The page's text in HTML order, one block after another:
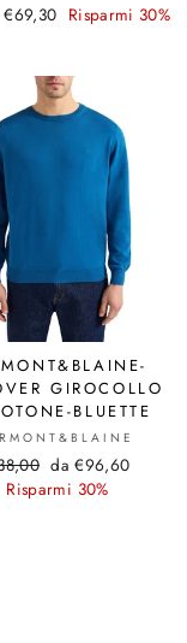
Prezzo
€69,30 Risparmi 30%
GIROCOLLO
BLUETTE
Prezzo
scontato
da €96,60
Risparmi 30%